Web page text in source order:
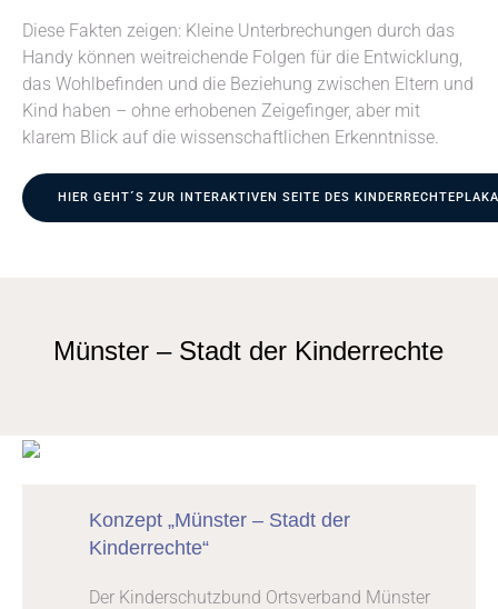
Diese Fakten zeigen: Kleine Unterbrechungen durch das
Handy können weitreichende Folgen für die Entwicklung,
das Wohlbefinden und die Beziehung zwischen Eltern und
Kind haben – ohne erhobenen Zeigefinger, aber mit
klarem Blick auf die wissenschaftlichen Erkenntnisse.
HIER GEHT´S ZUR INTERAKTIVEN SEITE DES
Münster – Stadt der Kinderrechte
Konzept „Münster – Stadt der
Kinderrechte“
Der Kinderschutzbund Ortsverband Münster